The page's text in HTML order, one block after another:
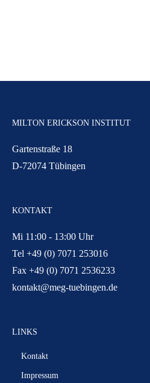
MILTON ERICKSON INSTITUT
Gartenstraße 18
D-72074 Tübingen
KONTAKT
Mi 11:00 - 13:00 Uhr
Tel +49 (0) 7071 253016
Fax +49 (0) 7071 2536233
kontakt@meg-tuebingen.de
LINKS
Kontakt
Impressum